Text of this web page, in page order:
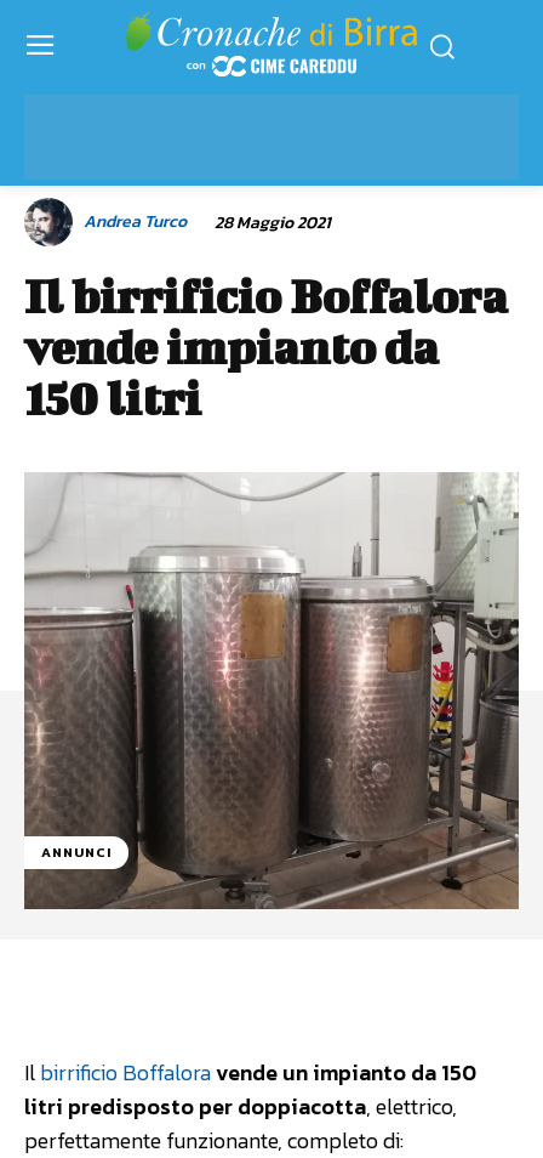
Andrea Turco 28 Maggio 2021
Il birrificio Boffalora
vende impianto da
150 litri
ANNUNCI
Ilbirrificio Boffaloravende un impianto da 150
litri predisposto per doppiacotta, elettrico,
perfettamente funzionante, completo di: